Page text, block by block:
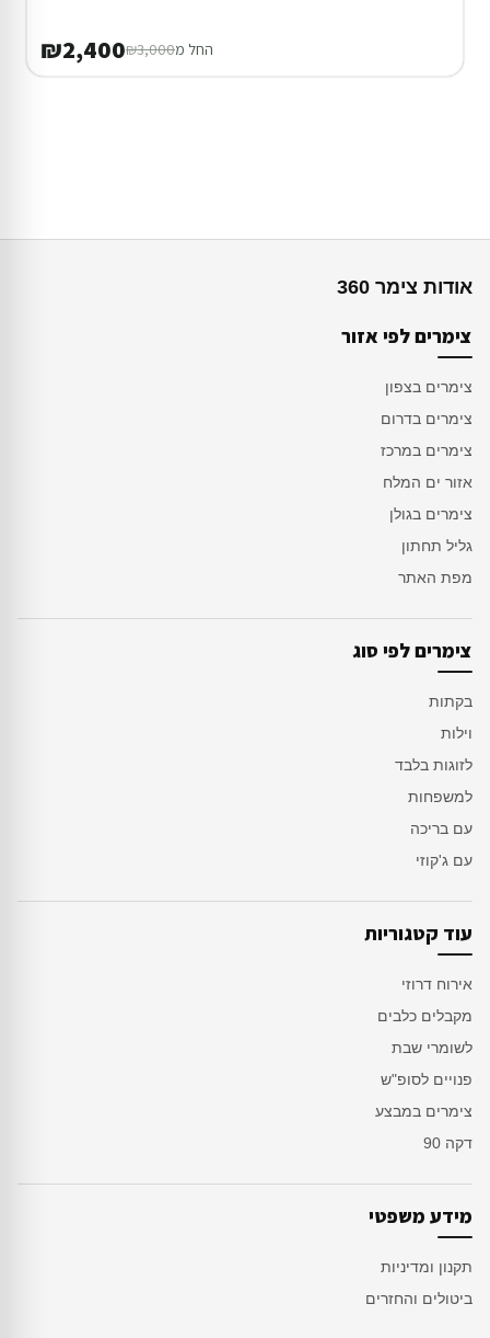
החל מ₪3,000
₪2,400
אודות צימר 360
צימרים לפי אזור
צימרים בצפון
צימרים בדרום
צימרים במרכז
אזור ים המלח
צימרים בגולן
גליל תחתון
מפת האתר
צימרים לפי סוג
בקתות
וילות
לזוגות בלבד
למשפחות
עם בריכה
עם ג'קוזי
עוד קטגוריות
אירוח דרוזי
מקבלים כלבים
לשומרי שבת
פנויים לסופ"ש
צימרים במבצע
דקה 90
מידע משפטי
תקנון ומדיניות
ביטולים והחזרים